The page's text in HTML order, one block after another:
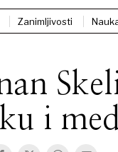
Zanimljivosti
i